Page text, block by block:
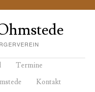
Termine
Kontakt